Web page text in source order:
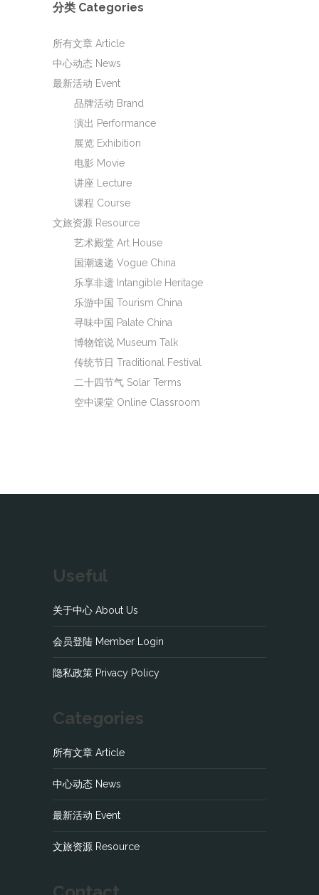
分类 Categories
所有文章 Article
中心动态 News
最新活动 Event
品牌活动 Brand
演出 Performance
展览 Exhibition
电影 Movie
讲座 Lecture
课程 Course
文旅资源 Resource
艺术殿堂 Art House
国潮速递 Vogue China
乐享非遗 Intangible Heritage
乐游中国 Tourism China
寻味中国 Palate China
博物馆说 Museum Talk
传统节日 Traditional Festival
二十四节气 Solar Terms
空中课堂 Online Classroom
Useful
关于中心 About Us
会员登陆 Member Login
隐私政策 Privacy Policy
Categories
所有文章 Article
中心动态 News
最新活动 Event
文旅资源 Resource